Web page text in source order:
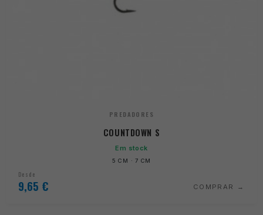
PREDADORES
COUNTDOWN S
Em stock
5 CM · 7 CM
Desde
9,65 € COMPRAR